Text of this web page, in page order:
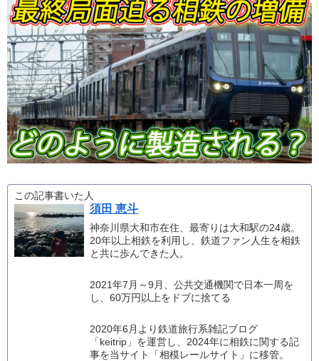
この記事書いた人
須田 恵斗
神奈川県大和市在住、最寄りは大和駅の24歳。
20年以上相鉄を利用し、鉄道ファン人生を相鉄
と共に歩んできた人。
2021年7月～9月、公共交通機関で日本一周を
し、60万円以上をドブに捨てる
2020年6月より鉄道旅行系雑記ブログ
「keitrip」を運営し、2024年に相鉄に関する記
事を当サイト「相模レールサイト」に移管。